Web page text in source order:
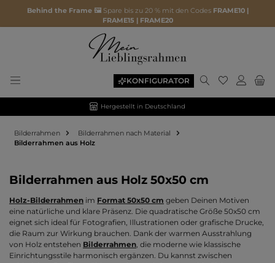
Behind the Frame 🖼️ Spare bis zu 20 % mit den Codes FRAME10 |
FRAME15 | FRAME20
KONFIGURATOR Du hast 0
Hergestellt in Deutschland
Bilderrahmen
Bilderrahmen nach Material
Bilderrahmen aus Holz
Bilderrahmen aus Holz 50x50 cm
Holz-Bilderrahmen im Format 50x50 cm geben Deinen Motiven
eine natürliche und klare Präsenz. Die quadratische Größe 50x50 cm
eignet sich ideal für Fotografien, Illustrationen oder grafische Drucke,
die Raum zur Wirkung brauchen. Dank der warmen Ausstrahlung
von Holz entstehen Bilderrahmen , die moderne wie klassische
Einrichtungsstile harmonisch ergänzen. Du kannst zwischen